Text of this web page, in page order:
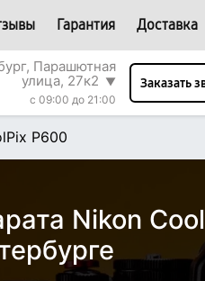
Гарантия Доставка
Парашютная
улица, 27к2 ▼
c 09:00 до 21:00
Заказать
P600
Nikon